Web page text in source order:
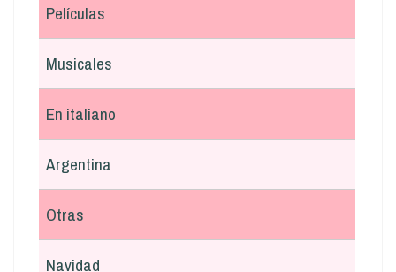
Películas
Musicales
En italiano
Argentina
Otras
Navidad